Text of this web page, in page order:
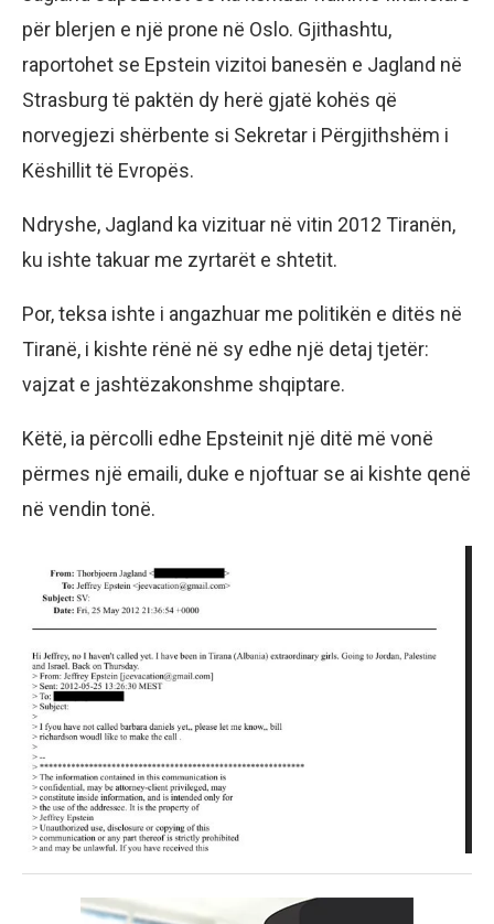
për blerjen e një prone në Oslo. Gjithashtu,
raportohet se Epstein vizitoi banesën e Jagland në
Strasburg të paktën dy herë gjatë kohës që
norvegjezi shërbente si Sekretar i Përgjithshëm i
Këshillit të Evropës.
Ndryshe, Jagland ka vizituar në vitin 2012 Tiranën,
ku ishte takuar me zyrtarët e shtetit.
Por, teksa ishte i angazhuar me politikën e ditës në
Tiranë, i kishte rënë në sy edhe një detaj tjetër:
vajzat e jashtëzakonshme shqiptare.
Këtë, ia përcolli edhe Epsteinit një ditë më vonë
përmes një emaili, duke e njoftuar se ai kishte qenë
në vendin tonë.